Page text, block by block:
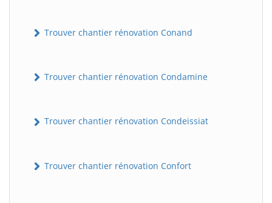
Trouver chantier rénovation Conand
Trouver chantier rénovation Condamine
Trouver chantier rénovation Condeissiat
Trouver chantier rénovation Confort